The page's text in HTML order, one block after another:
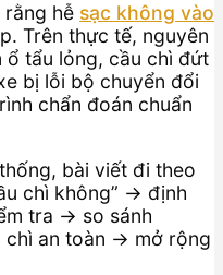
rằng hễ sạc không vào
Trên thực tế, nguyên
ổ tẩu lỏng, cầu chì đứt
bị lỗi bộ chuyển đổi
chẩn đoán chuẩn
bài viết đi theo
chì không” → định
tra → so sánh
an toàn → mở rộng